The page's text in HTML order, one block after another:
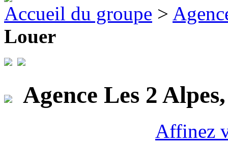
Accueil du groupe >
Louer
Agence Les 2
Affinez